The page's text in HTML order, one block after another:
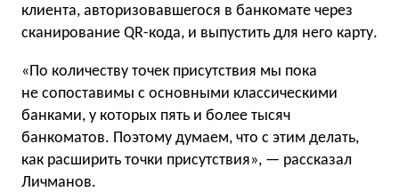
клиента, авторизовавшегося в банкомате через
сканирование QR-кода, и выпустить для него карту.
«По количеству точек присутствия мы пока
не сопоставимы с основными классическими
банками, у которых пять и более тысяч
банкоматов. Поэтому думаем, что с этим делать,
как расширить точки присутствия», — рассказал
Личманов.